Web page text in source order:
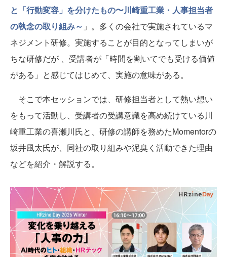
と「行動変容」を分けたもの〜川崎重工業・人事担当者
の執念の取り組み～ 」。多くの会社で実施されているマ
ネジメント研修。実施することが目的となってしまいが
ちな研修だが 、受講者が「時間を割いてでも受ける価値
がある」と感じてはじめて、実施の意味がある。
そこで本セッションでは、研修担当者として熱い想い
をもって活動し、受講者の受講意識を高め続けている川
崎重工業の喜瀬川氏と、研修の講師を務めたMomentorの
坂井風太氏が、同社の取り組みや泥臭く活動できた理由
などを紹介・解説する。